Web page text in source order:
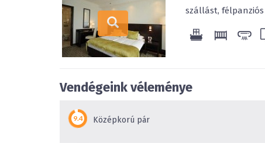
szállást, félpanziós
Vendégeink véleménye
Középkorú pár